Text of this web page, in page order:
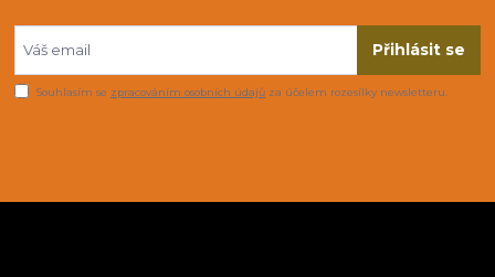
Přihlásit se
Souhlasím se zpracováním osobních údajů za účelem rozesílky newsletteru.